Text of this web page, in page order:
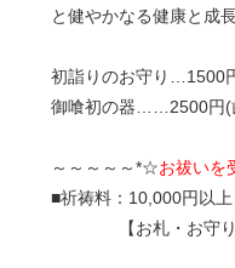
と健やかなる健康と成
初詣りのお守り…1500
御喰初の器……2500円(
～～～～～*☆お祓いを
■祈祷料：10,000円以上
【お札・お守り・